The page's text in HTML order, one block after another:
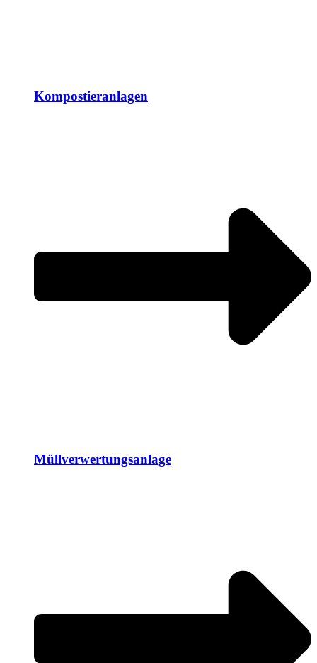
Kompostieranlagen
Müllverwertungsanlage